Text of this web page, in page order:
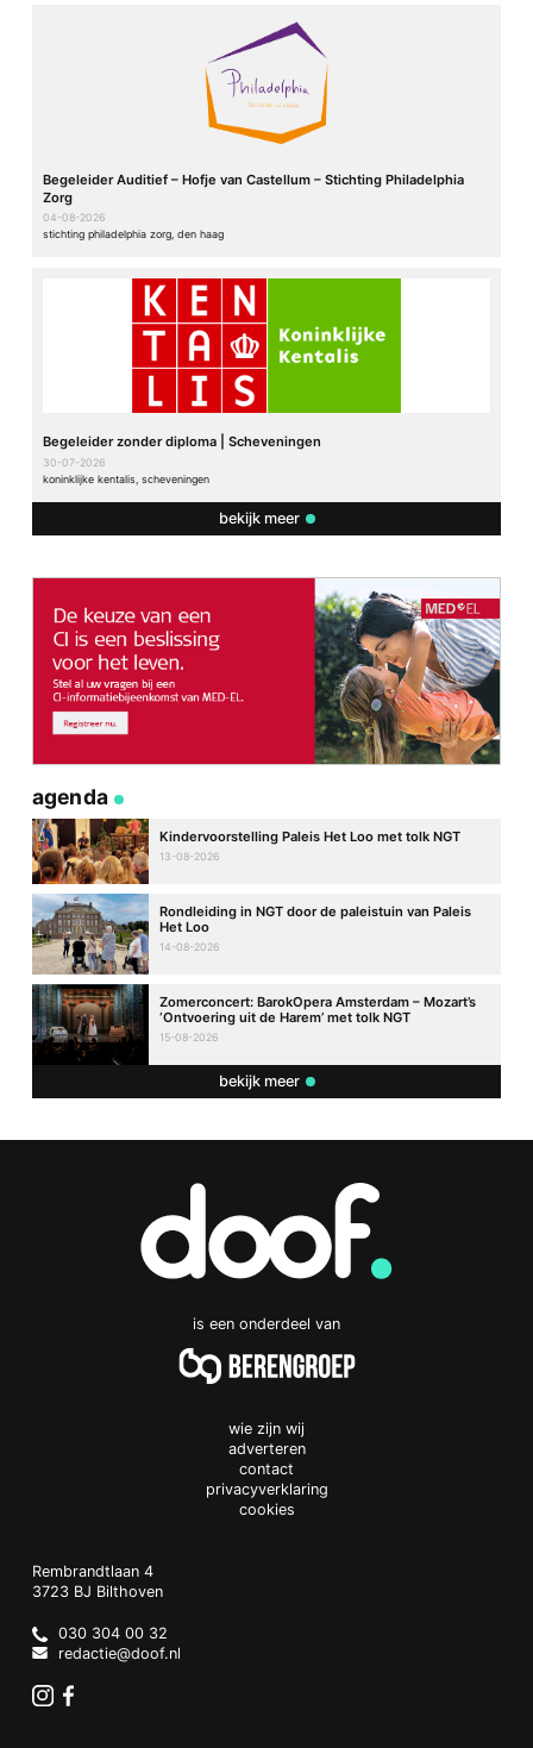
Begeleider Auditief – Hofje van Castellum – Stichting Philadelphia
Zorg
04-08-2026
stichting philadelphia zorg, den haag
Begeleider zonder diploma | Scheveningen
30-07-2026
koninklijke kentalis, scheveningen
bekijk meer
agenda
Kindervoorstelling Paleis Het Loo met tolk NGT
13-08-2026
Rondleiding in NGT door de paleistuin van Paleis
Het Loo
14-08-2026
Zomerconcert: BarokOpera Amsterdam – Mozart’s
‘Ontvoering uit de Harem’ met tolk NGT
15-08-2026
bekijk meer
is een onderdeel van
wie zijn wij
adverteren
contact
privacyverklaring
cookies
Doof.nl
work
Rembrandtlaan 4
3723 BJ Bilthoven
Netherlands
030 304 00 32
redactie@doof.nl